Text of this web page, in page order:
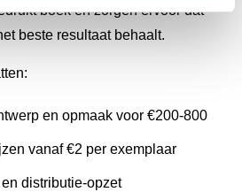
boek en zorgen ervoor dat
beste resultaat behaalt.
en opmaak voor €200-800
vanaf €2 per exemplaar
distributie-opzet